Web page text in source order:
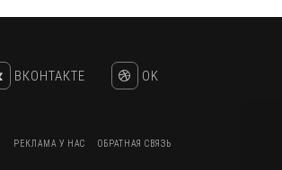
ВКОНТАКТЕ OK
РЕКЛАМА У НАС ОБРАТНАЯ СВЯЗЬ